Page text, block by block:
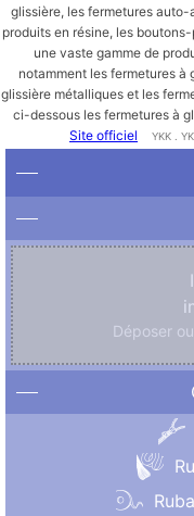
glissière, les fermetures
produits en résine, les
une vaste gamme de
notamment les fermetures à
glissière métalliques et les
ci-dessous les fermetures à
Site officiel
YKK .
Déposer